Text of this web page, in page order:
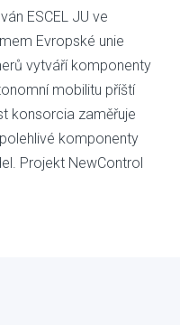
ESCEL JU ve
Evropské unie
vytváří komponenty
mobilitu příští
konsorcia zaměřuje
komponenty
Projekt NewControl